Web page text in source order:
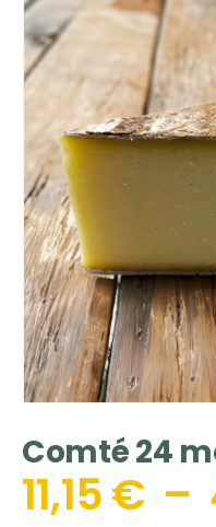
Comté 24
11,15€ –